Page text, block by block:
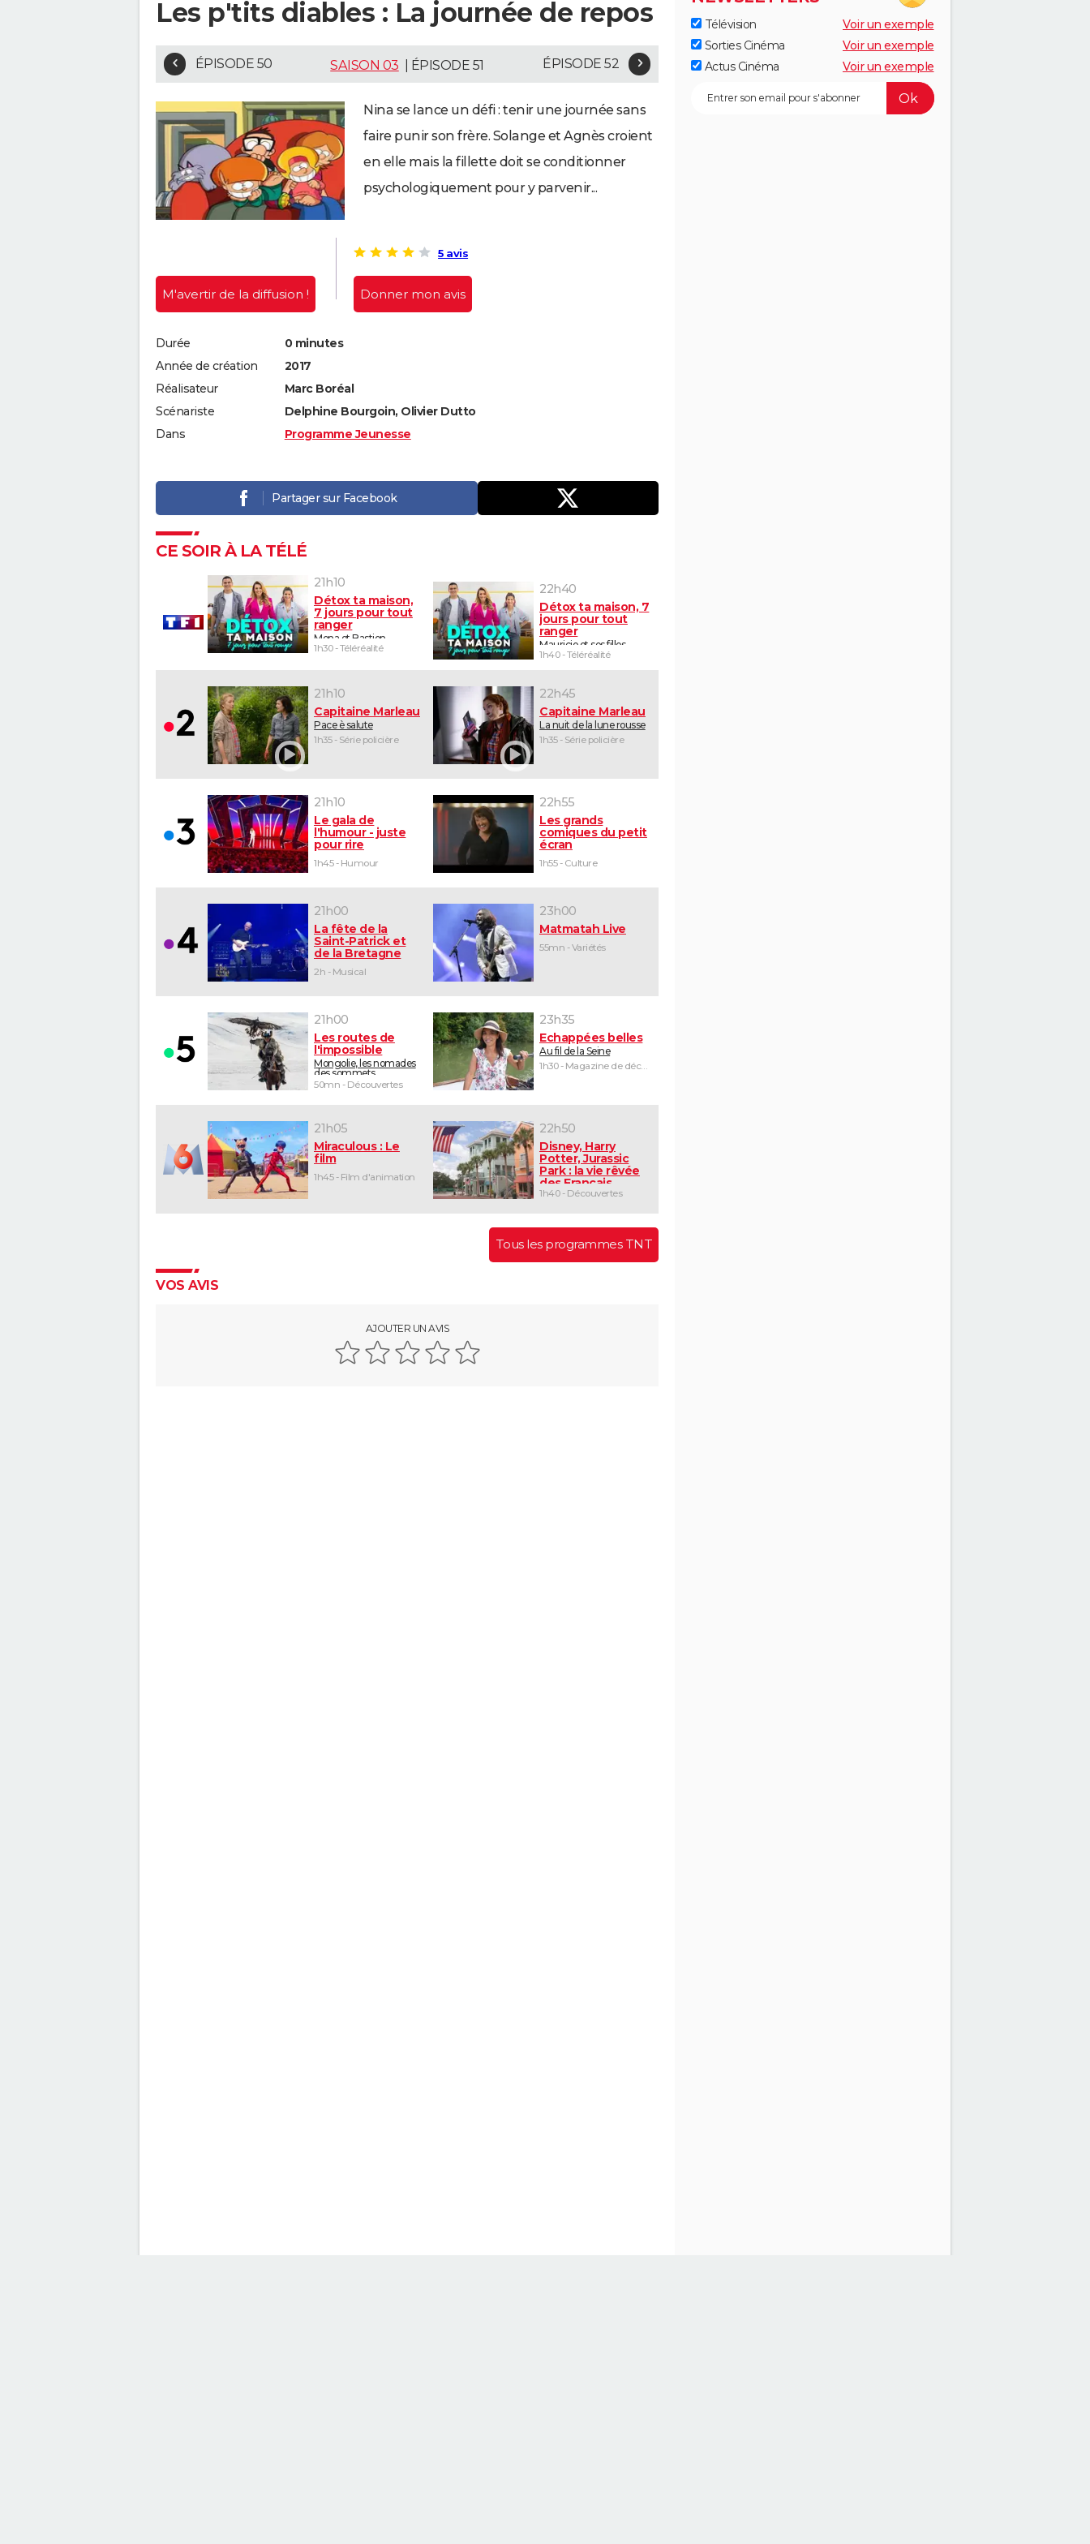
Les p'tits diables : La journée de repos
ÉPISODE 50 SAISON 03 | ÉPISODE 51 ÉPISODE 52
Nina se lance un défi : tenir une journée sans
faire punir son frère. Solange et Agnès croient
en elle mais la fillette doit se conditionner
psychologiquement pour y parvenir...
M'avertir de la diffusion !
5 avis
Donner mon avis
Durée
0 minutes
Année de création
2017
Réalisateur
Marc Boréal
Scénariste
Delphine Bourgoin, Olivier Dutto
Dans
Programme Jeunesse
Partager sur Facebook
CE SOIR À LA TÉLÉ
21h10
Détox ta maison,
7 jours pour tout
ranger
Mona et Bastien
1h30 - Téléréalité
22h40
Détox ta maison, 7
jours pour tout
ranger
Mauricio et ses filles
1h40 - Téléréalité
21h10
Capitaine Marleau
Pace è salute
1h35 - Série policière
22h45
Capitaine Marleau
La nuit de la lune rousse
1h35 - Série policière
21h10
Le gala de
l'humour - juste
pour rire
1h45 - Humour
22h55
Les grands
comiques du petit
écran
1h55 - Culture
21h00
La fête de la
Saint-Patrick et
de la Bretagne
2h - Musical
23h00
Matmatah Live
55mn - Variétés
21h00
Les routes de
l'impossible
Mongolie, les nomades
des sommets
50mn - Découvertes
23h35
Echappées belles
Au fil de la Seine
1h30 - Magazine de découvertes
21h05
Miraculous : Le
film
1h45 - Film d'animation
22h50
Disney, Harry
Potter, Jurassic
Park : la vie rêvée
des Français
d'Orlando
1h40 - Découvertes
Tous les programmes TNT
VOS AVIS
AJOUTER UN AVIS
Télévision
Voir un exemple
Sorties Cinéma
Voir un exemple
Actus Cinéma
Voir un exemple